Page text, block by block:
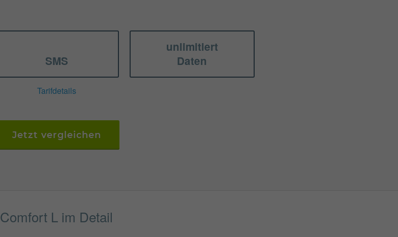
SMS
unlimitiert
Daten
Tarifdetails
Jetzt vergleichen
Comfort L im Detail